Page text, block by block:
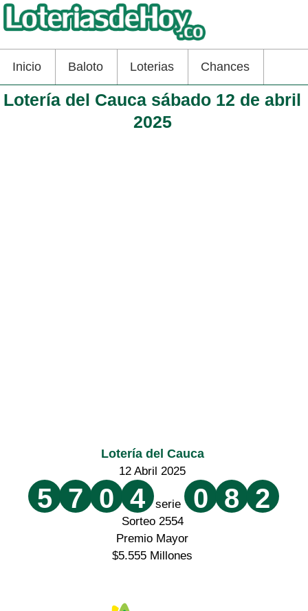
Inicio Baloto Loterias Chances
Lotería del Cauca sábado 12 de abril
2025
Lotería del Cauca
12 Abril 2025
5 7 0 4 serie 0 8 2
Sorteo 2554
Premio Mayor
$5.555 Millones